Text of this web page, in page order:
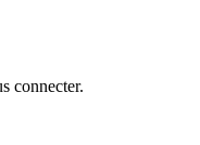
connecter.